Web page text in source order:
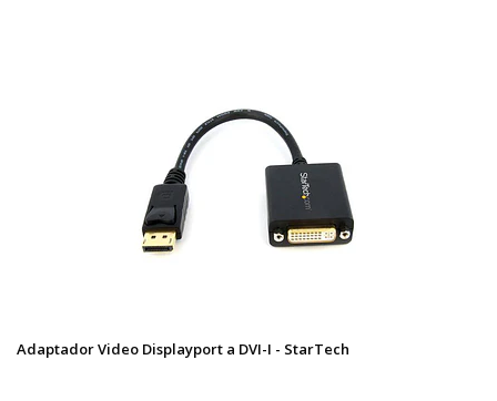
Adaptador Video Displayport a DVI-I - StarTech